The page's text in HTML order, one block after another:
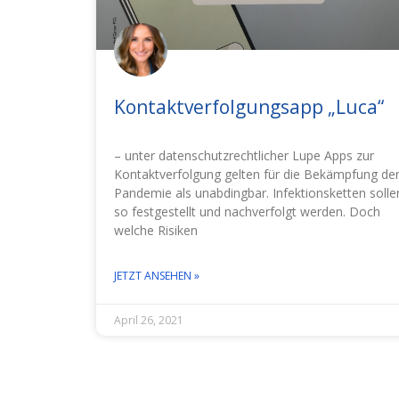
Kontaktverfolgungsapp „Luca“
– unter datenschutzrechtlicher Lupe Apps zur
Kontaktverfolgung gelten für die Bekämpfung der
Pandemie als unabdingbar. Infektionsketten
so festgestellt und nachverfolgt werden. Doch
welche Risiken
JETZT ANSEHEN »
April 26, 2021